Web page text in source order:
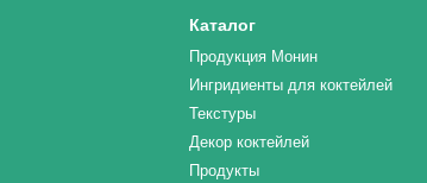
Каталог
Продукция Монин
Ингридиенты для коктейлей
Текстуры
Декор коктейлей
Продукты